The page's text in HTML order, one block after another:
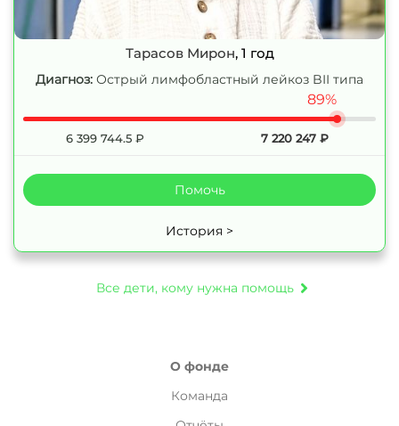
Тарасов Мирон, 1 год
Диагноз: Острый лимфобластный лейкоз BII типа
89%
6 399 744.5₽ 7 220 247₽
Помочь
История >
Все дети, кому нужна помощь
О фонде
Команда